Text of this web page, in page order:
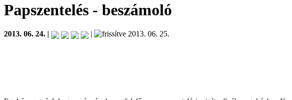
Papszentelés - beszámoló
2013. 06. 24. | | 2013. 06. 25.